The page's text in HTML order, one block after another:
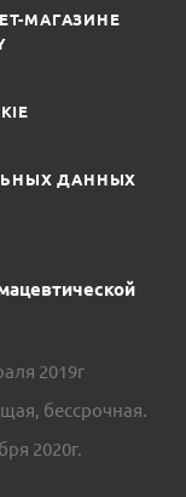
МАГАЗИНЕ
ДАННЫХ
2019г
бессрочная.
2020г.